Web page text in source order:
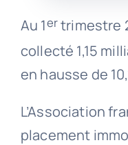
Au 1ertrimestre
collecté 1,15
en hausse de
L’Association
placement